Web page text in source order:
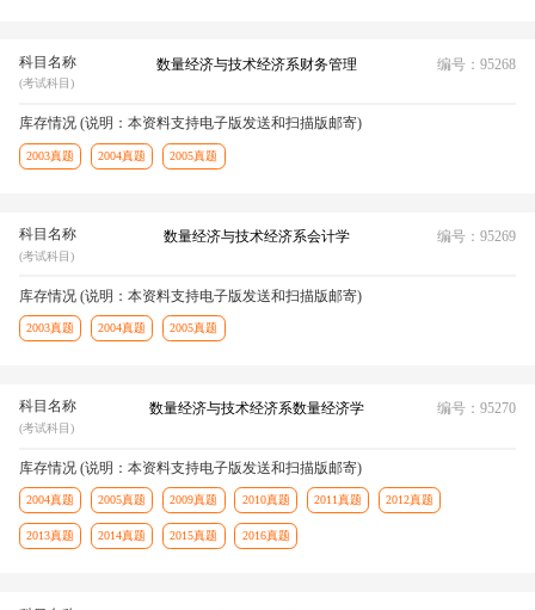
科目名称
(考试科目)
数量经济与技术经济系财务管理 编号：95268
库存情况 (说明：本资料支持电子版发送和扫描版邮寄)
2003真题 2004真题 2005真题
科目名称
(考试科目)
数量经济与技术经济系会计学 编号：95269
库存情况 (说明：本资料支持电子版发送和扫描版邮寄)
2003真题 2004真题 2005真题
科目名称
(考试科目)
数量经济与技术经济系数量经济学 编号：95270
库存情况 (说明：本资料支持电子版发送和扫描版邮寄)
2004真题 2005真题 2009真题 2010真题 2011真题 2012真题
2013真题 2014真题 2015真题 2016真题